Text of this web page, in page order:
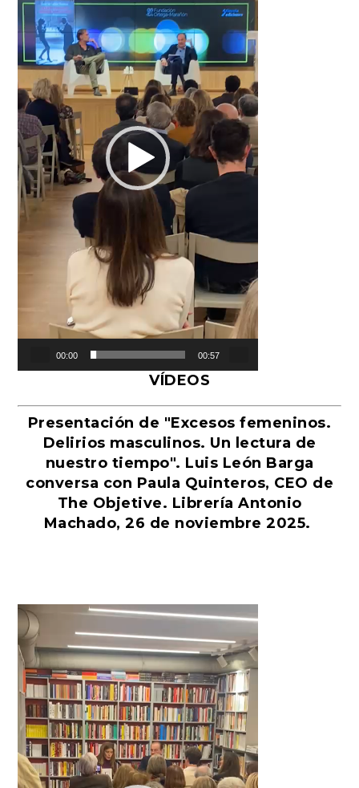
00:00 00:57
VÍDEOS
Presentación de "Excesos femeninos.
Delirios masculinos. Un lectura de
nuestro tiempo". Luis León Barga
conversa con Paula Quinteros, CEO de
The Objetive. Librería Antonio
Machado, 26 de noviembre 2025.
Reproductor
de
vídeo